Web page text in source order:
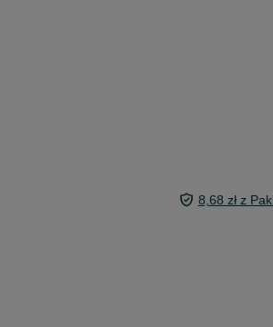
8,68 zł z